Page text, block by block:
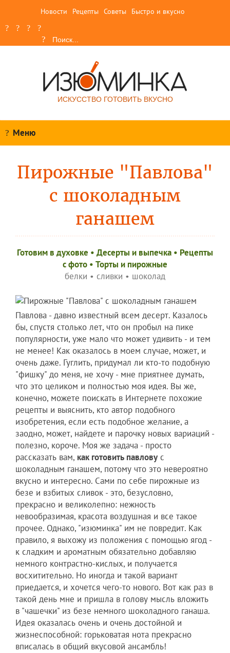
Новости Рецепты Советы Быстро и вкусно
ИСКУССТВО ГОТОВИТЬ ВКУСНО
Меню
Пирожные "Павлова"
с шоколадным
ганашем
Готовим в духовке • Десерты и выпечка • Рецепты
c фото • Торты и пирожные
белки • сливки • шоколад
Павлова - давно известный всем десерт. Казалось
бы, спустя столько лет, что он пробыл на пике
популярности, уже мало что может удивить - и тем
не менее! Как оказалось в моем случае, может, и
очень даже. Гуглить, придумал ли кто-то подобную
"фишку" до меня, не хочу - мне приятнее думать,
что это целиком и полностью моя идея. Вы же,
конечно, можете поискать в Интернете похожие
рецепты и выяснить, кто автор подобного
изобретения, если есть подобное желание, а
заодно, может, найдете и парочку новых вариаций -
полезно, короче. Моя же задача - просто
рассказать вам, как готовить павлову с
шоколадным ганашем, потому что это невероятно
вкусно и интересно. Сами по себе пирожные из
безе и взбитых сливок - это, безусловно,
прекрасно и великолепно: нежность
невообразимая, красота воздушная и все такое
прочее. Однако, "изюминка" им не повредит. Как
правило, я выхожу из положения с помощью ягод -
к сладким и ароматным обязательно добавляю
немного контрастно-кислых, и получается
восхитительно. Но иногда и такой вариант
приедается, и хочется чего-то нового. Вот как раз в
такой день мне и пришла в голову мысль вложить
в "чашечки" из безе немного шоколадного ганаша.
Идея оказалась очень и очень достойной и
жизнеспособной: горьковатая нота прекрасно
вписалась в общий вкусовой ансамбль!